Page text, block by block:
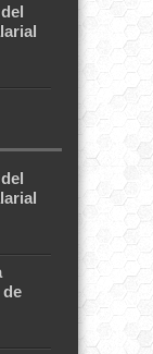
de